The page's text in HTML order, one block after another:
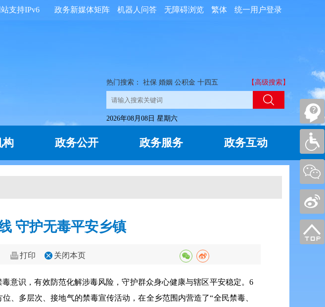
统一用户登录
繁体
无障碍浏览
机器人问答
政务新媒体矩阵
站支持IPv6
热门搜索： 社保 婚姻 公积金 十四五 【高级搜索】
2026年08月08日 星期六
构 政务公开 政务服务 政务互动
守护无毒平安乡镇
打印 关闭本页
意识，有效防范化解涉毒风险，守护群众身心健康与辖区平安稳定。 6
、多层次、接地气的禁毒宣传活动，在全乡范围内营造了“全民禁毒、